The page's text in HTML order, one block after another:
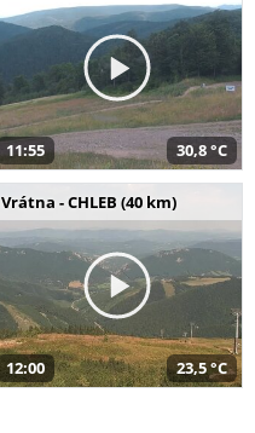
11:55 30,8 °C
Vrátna - CHLEB (40 km)
12:00 23,5 °C